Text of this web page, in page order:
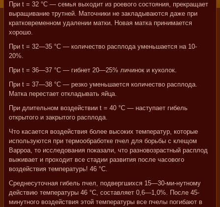
При t = 32 °С — семья выходит из роевого состояния, прекращает
выращивание трутней. Маточники не закладываются даже при
кратковременном удалении матки. Новая матка принимается
хорошо.
При t = 32—35 °С — количество расплода уменьшается на 10-
20%.
При t = 36—37 °С — гибнет 20—25% личинок и куколок.
При t = 37—38 °С — резко уменьшается количество расплода.
Матка перестает откладывать яйца.
При длительном воздействии t = 40 °С — наступает гибель
открытого и закрытого расплода.
Что касается воздействия более высоких температур, которые
используются при термообработке пчел для борьбы с клещом
Варроа, то исследования показали, что разновозрастный расплод
выживает и проходит все стадии развития после часового
воздействия температурь! 46 °С.
Среднесуточная гибель пчел, подвергшихся 15—30-ми-нутному
действию температуры 46 °С, составляет 0,6—1,0%. После 45-
минутного воздействия этой температуры все пчелы погибают в